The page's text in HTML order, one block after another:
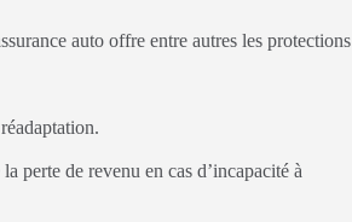
auto offre entre autres les protections
perte de revenu en cas d’incapacité à